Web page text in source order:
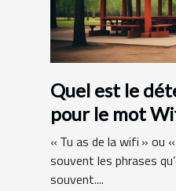
Quel est le
pour le mot
« Tu as de la wifi » ou
souvent les phrases
souvent....